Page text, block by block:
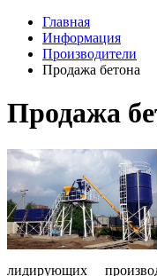
Главная
Информация
Производители
Продажа бетона
Продажа
лидирующих